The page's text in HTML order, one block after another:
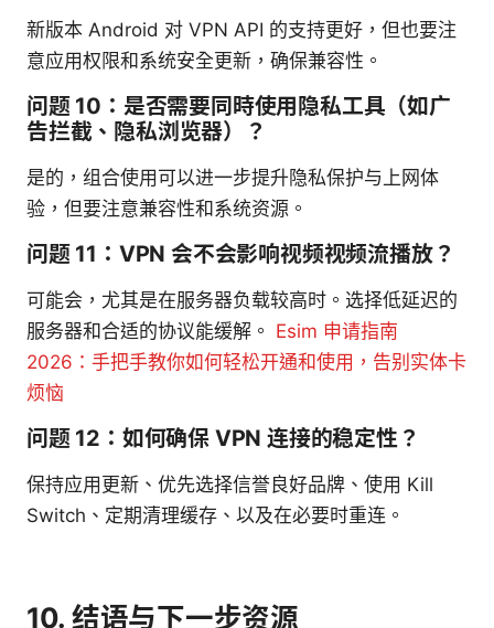
新版本 Android 对 VPN API 的支持更好，但也要注
意应用权限和系统安全更新，确保兼容性。
问题 10：是否需要同時使用隐私工具（如广
告拦截、隐私浏览器）？
是的，组合使用可以进一步提升隐私保护与上网体
验，但要注意兼容性和系统资源。
问题 11：VPN 会不会影响视频视频流播放？
可能会，尤其是在服务器负载较高时。选择低延迟的
服务器和合适的协议能缓解。 Esim 申请指南
2026：手把手教你如何轻松开通和使用，告别实体卡
烦恼
问题 12：如何确保 VPN 连接的稳定性？
保持应用更新、优先选择信誉良好品牌、使用 Kill
Switch、定期清理缓存、以及在必要时重连。
10. 结语与下一步资源